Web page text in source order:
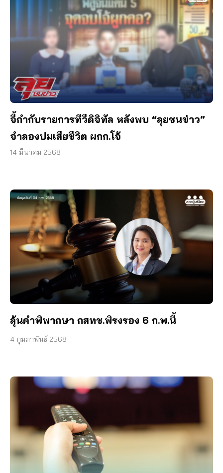
จี้กำกับรายการทีวีดิจิทัล หลังพบ “ลุยชนข่าว”
จำลองปมเสียชีวิต ผกก.โจ้
14 มีนาคม 2568
ลุ้นคำพิพากษา กสทช.พิรงรอง 6 ก.พ.นี้
4 กุมภาพันธ์ 2568